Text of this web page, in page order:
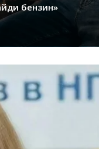
бензин»